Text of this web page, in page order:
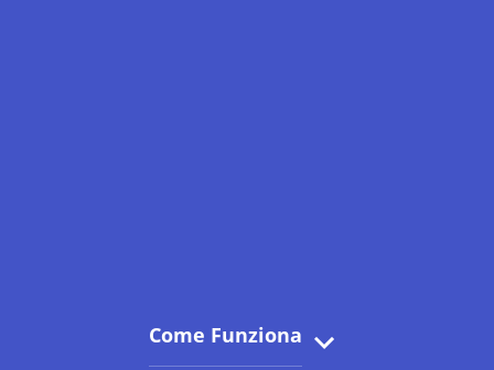
Come Funziona